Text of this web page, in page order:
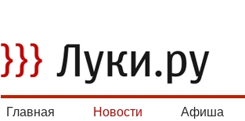
Главная Новости Афиша